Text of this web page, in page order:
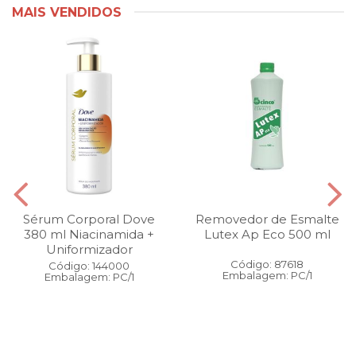
MAIS VENDIDOS
Sérum Corporal Dove
380 ml Niacinamida +
Uniformizador
Código: 144000
Embalagem: PC/1
Removedor de Esmalte
Lutex Ap Eco 500 ml
Código: 87618
Embalagem: PC/1